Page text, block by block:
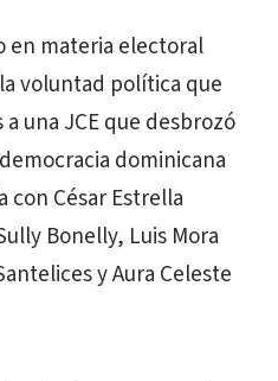
en materia electoral
voluntad política que
una JCE que desbrozó
dominicana
con César Estrella
Bonelly, Luis Mora
y Aura Celeste